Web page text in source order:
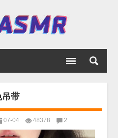
带
07-04 48378 2